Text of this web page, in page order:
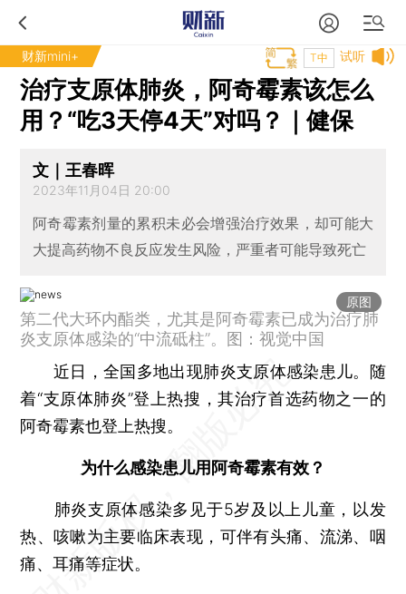
财新mini+ 试听
T中
治疗支原体肺炎，阿奇霉素该怎么
用？“吃3天停4天”对吗？｜健保
文｜王春晖
2023年11月04日 20:00
阿奇霉素剂量的累积未必会增强治疗效果，却可能大
大提高药物不良反应发生风险，严重者可能导致死亡
原图
第二代大环内酯类，尤其是阿奇霉素已成为治疗肺
炎支原体感染的“中流砥柱”。图：视觉中国
近日，全国多地出现肺炎支原体感染患儿。随
着“支原体肺炎”登上热搜，其治疗首选药物之一的
阿奇霉素也登上热搜。
为什么感染患儿用阿奇霉素有效？
肺炎支原体感染多见于5岁及以上儿童，以发
热、咳嗽为主要临床表现，可伴有头痛、流涕、咽
痛、耳痛等症状。